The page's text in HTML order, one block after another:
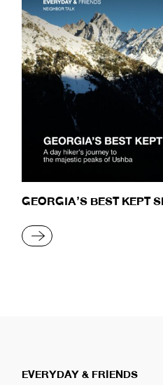
GEORGIA’S BEST KEPT
READ MORE
EVERYDAY & FRIENDS